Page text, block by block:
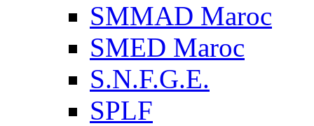
SMMAD Maroc
SMED Maroc
S.N.F.G.E.
SPLF